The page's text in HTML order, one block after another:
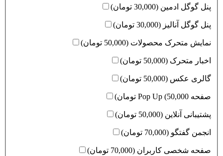
پنل گوگل ادمین (30,000 تومان)
پنل گوگل آنالیز (30,000 تومان)
نمایش متحرک محصولات (50,000 تومان)
اخبار متحرک (50,000 تومان)
گالری عکس (50,000 تومان)
صفحه Pop Up (50,000 تومان)
پشتیبانی آنلاین (50,000 تومان)
انجمن گفتگو (70,000 تومان)
صفحه شخصی کاربران (70,000 تومان)